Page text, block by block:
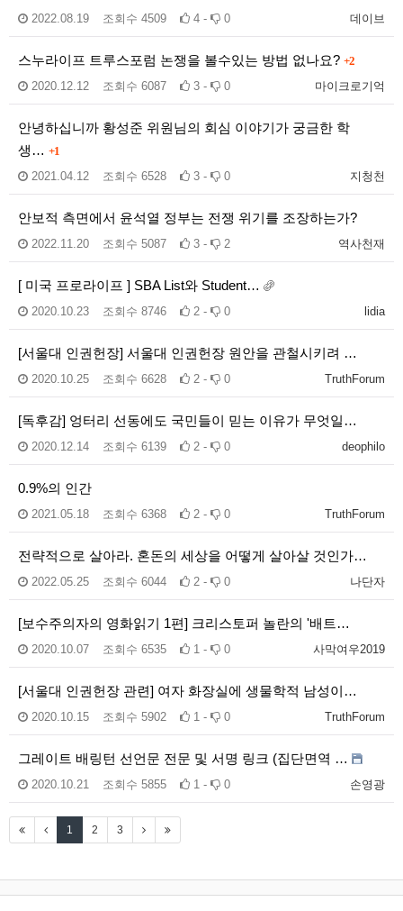
데이브
2022.08.19 조회수 4509 4 - 0
스누라이프 트루스포럼 논쟁을 볼수있는 방법 없나요? +2
마이크로기억
2020.12.12 조회수 6087 3 - 0
안녕하십니까 황성준 위원님의 회심 이야기가 궁금한 학
생… +1
지청천
2021.04.12 조회수 6528 3 - 0
안보적 측면에서 윤석열 정부는 전쟁 위기를 조장하는가?
역사천재
2022.11.20 조회수 5087 3 - 2
[ 미국 프로라이프 ] SBA List와 Student…
lidia
2020.10.23 조회수 8746 2 - 0
[서울대 인권헌장] 서울대 인권헌장 원안을 관철시키려 …
TruthForum
2020.10.25 조회수 6628 2 - 0
[독후감] 엉터리 선동에도 국민들이 믿는 이유가 무엇일…
deophilo
2020.12.14 조회수 6139 2 - 0
0.9%의 인간
TruthForum
2021.05.18 조회수 6368 2 - 0
전략적으로 살아라. 혼돈의 세상을 어떻게 살아살 것인가…
나단자
2022.05.25 조회수 6044 2 - 0
[보수주의자의 영화읽기 1편] 크리스토퍼 놀란의 '배트…
사막여우2019
2020.10.07 조회수 6535 1 - 0
[서울대 인권헌장 관련] 여자 화장실에 생물학적 남성이…
TruthForum
2020.10.15 조회수 5902 1 - 0
그레이트 배링턴 선언문 전문 및 서명 링크 (집단면역 …
손영광
2020.10.21 조회수 5855 1 - 0
1 2 3